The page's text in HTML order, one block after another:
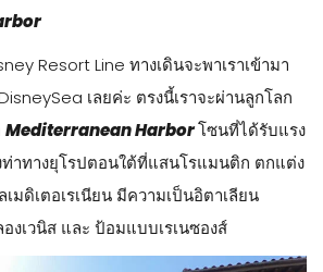
โซน และ เครื่องเล่นต่างๆ ซึ่ง **อาจจะมีส
ะ หากใครไม่อยากรู้ก่อน ให้ข้ามไปเลย
ป็น 7 โซนค่ะ แล้วเพิ่มโซนใหม่คือ Fantasy
2024 เข้ามา ซึ่งเป็นการต่อขยายที่ใหญ่
มาค่ะ